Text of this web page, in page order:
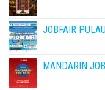
JOBFAIR
MANDARIN